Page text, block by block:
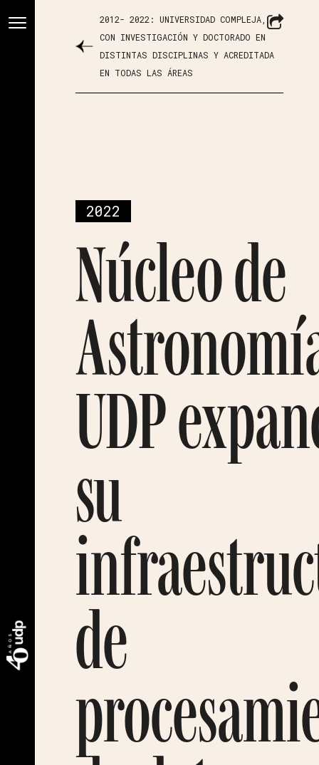
2012- 2022: UNIVERSIDAD COMPLEJA,
CON INVESTIGACIÓN Y DOCTORADO EN
DISTINTAS DISCIPLINAS Y ACREDITADA
EN TODAS LAS ÁREAS
2022
Núcleo de
UDP
su
de